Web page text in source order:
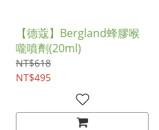
【德蔻】Bergland蜂膠喉
嚨噴劑(20ml)
NT$618
NT$495